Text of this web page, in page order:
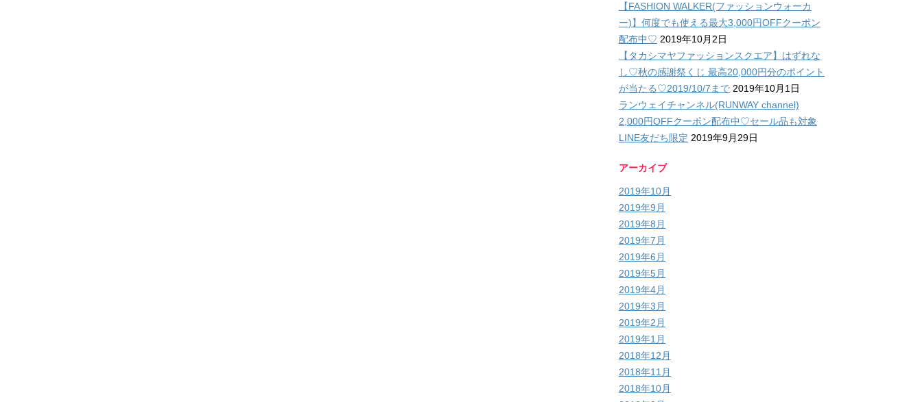
【FASHION WALKER(ファッションウォーカ
ー)】何度でも使える最大3,000円OFFクーポン
配布中♡ 2019年10月2日
【タカシマヤファッションスクエア】はずれな
し♡秋の感謝祭くじ 最高20,000円分のポイント
が当たる♡2019/10/7まで 2019年10月1日
ランウェイチャンネル(RUNWAY channel)
2,000円OFFクーポン配布中♡セール品も対象
LINE友だち限定 2019年9月29日
アーカイブ
2019年10月
2019年9月
2019年8月
2019年7月
2019年6月
2019年5月
2019年4月
2019年3月
2019年2月
2019年1月
2018年12月
2018年11月
2018年10月